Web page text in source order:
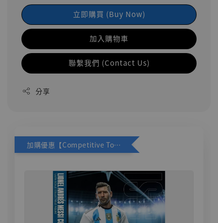
立即購買 (Buy Now)
加入購物車
聯繫我們 (Contact Us)
分享
加購優惠【Competitive Toys 梅西 [CM001]】